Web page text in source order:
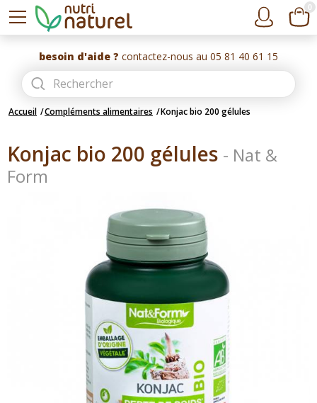
besoin d'aide ? contactez-nous au 05 81 40 61 15
Accueil Compléments alimentaires Konjac bio 200 gélules
Konjac bio 200 gélules - Nat &
Form
0